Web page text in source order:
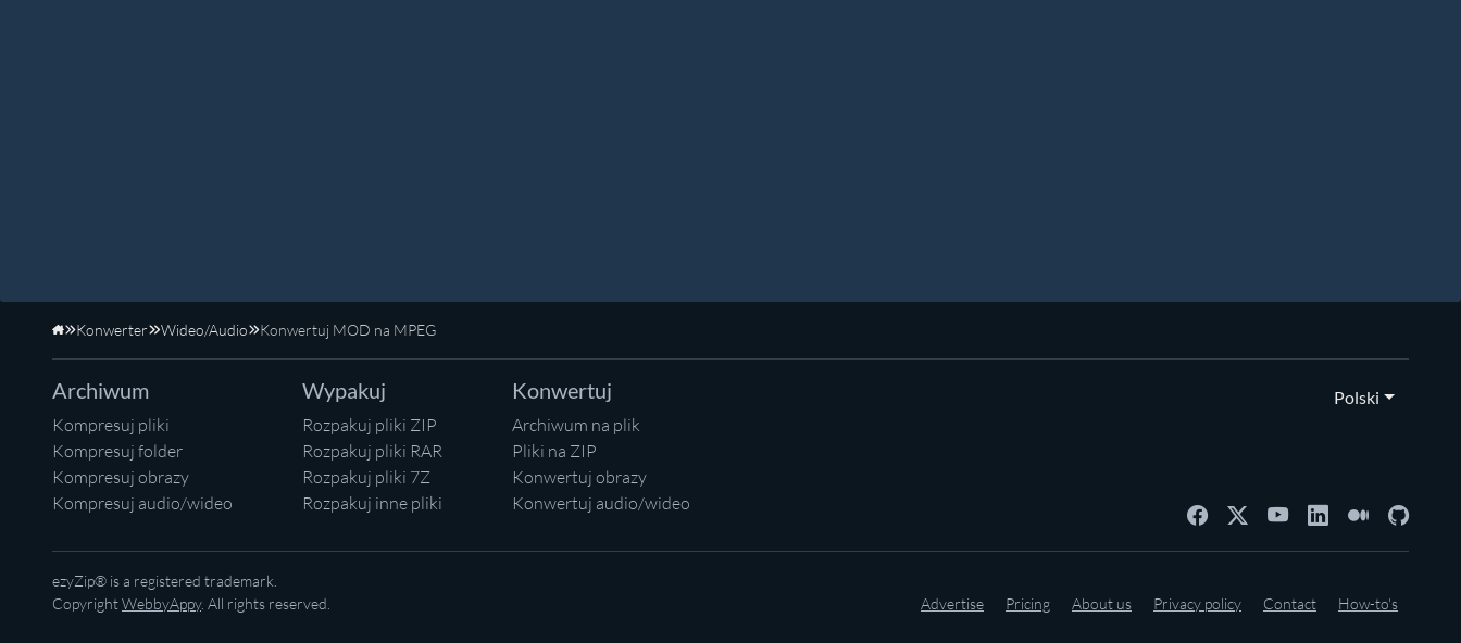
Strona główna
Konwerter Wideo/Audio Konwertuj MOD na MPEG
Archiwum
Kompresuj pliki
Kompresuj folder
Kompresuj obrazy
Kompresuj audio/wideo
Wypakuj
Rozpakuj pliki ZIP
Rozpakuj pliki RAR
Rozpakuj pliki 7Z
Rozpakuj inne pliki
Konwertuj
Archiwum na plik
Pliki na ZIP
Konwertuj obrazy
Konwertuj audio/wideo
Polski
ezyZip® is a registered trademark.
CopyrightWebbyAppy. All rights reserved. Advertise Pricing About us Privacy policy Contact How-to's